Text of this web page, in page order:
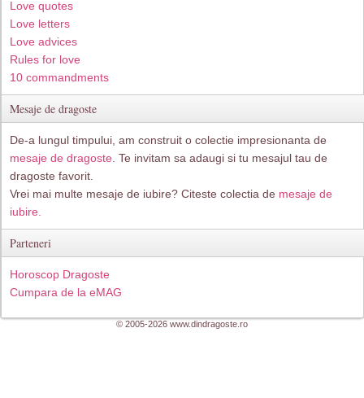
Love quotes
Love letters
Love advices
Rules for love
10 commandments
Mesaje de dragoste
De-a lungul timpului, am construit o colectie impresionanta de
mesaje de dragoste . Te invitam sa adaugi si tu mesajul tau de
dragoste favorit.
Vrei mai multe mesaje de iubire? Citeste colectia de mesaje de
iubire.
Parteneri
Horoscop Dragoste
Cumpara de la eMAG
© 2005-2026 www.dindragoste.ro